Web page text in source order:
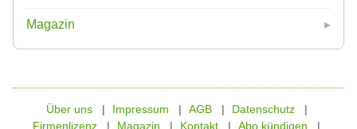
Magazin
Über uns Impressum AGB
Datenschutz
Firmenlizenz
Magazin Kontakt Abo kündigen